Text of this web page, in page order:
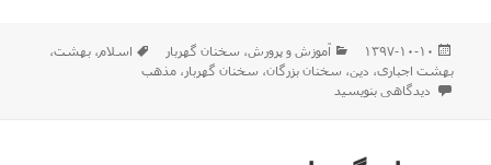
ارسال
شده
در
۱۳۹۷-۱۰-۱۰ دسته‌ها
آموزش و پرورش، سخنان گهربار برچسب‌ها
اسلام،بهشت،
بهشت اجباری، دین، سخنان بزرگان، سخنان گهربار ،مذهب
برای سخنان گهربار
دیدگاهی بنویسید